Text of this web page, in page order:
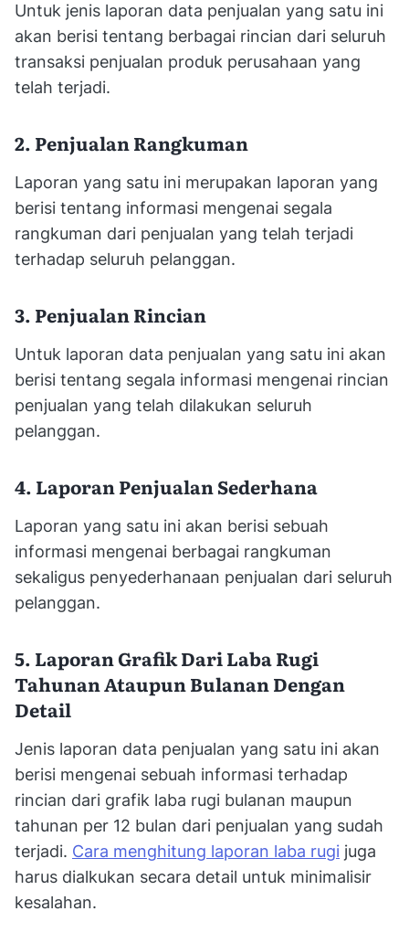
Untuk jenis laporan data penjualan yang satu ini
akan berisi tentang berbagai rincian dari seluruh
transaksi penjualan produk perusahaan yang
telah terjadi.
2. Penjualan Rangkuman
Laporan yang satu ini merupakan laporan yang
berisi tentang informasi mengenai segala
rangkuman dari penjualan yang telah terjadi
terhadap seluruh pelanggan.
3. Penjualan Rincian
Untuk laporan data penjualan yang satu ini akan
berisi tentang segala informasi mengenai rincian
penjualan yang telah dilakukan seluruh
pelanggan.
4. Laporan Penjualan Sederhana
Laporan yang satu ini akan berisi sebuah
informasi mengenai berbagai rangkuman
sekaligus penyederhanaan penjualan dari seluruh
pelanggan.
5. Laporan Grafik Dari Laba Rugi
Tahunan Ataupun Bulanan Dengan
Detail
Jenis laporan data penjualan yang satu ini akan
berisi mengenai sebuah informasi terhadap
rincian dari grafik laba rugi bulanan maupun
tahunan per 12 bulan dari penjualan yang sudah
terjadi. Cara menghitung laporan laba rugi juga
harus dialkukan secara detail untuk minimalisir
kesalahan.